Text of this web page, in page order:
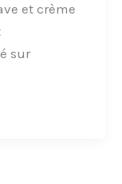
et crème
sur